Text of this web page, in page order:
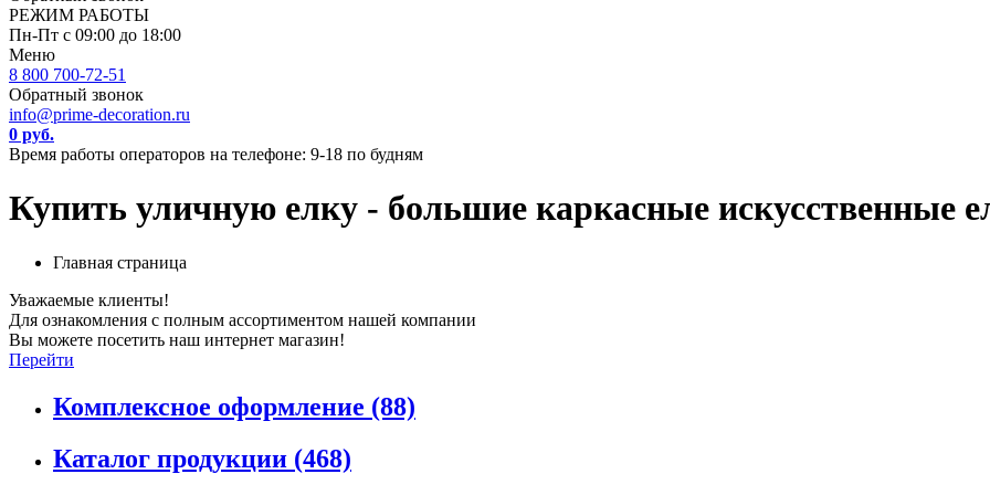
РЕЖИМ РАБОТЫ
Пн-Пт с 09:00 до 18:00
Меню
8 800 700-72-51
Обратный звонок
info@prime-decoration.ru
0 руб.
Время работы операторов на телефоне: 9-18 по будням
Купить уличную елку - большие каркасные искусственные
Главная страница
Уважаемые клиенты!
Для ознакомления с полным ассортиментом нашей компании
Вы можете посетить наш интернет магазин!
Перейти
Комплексное оформление (88)
Каталог продукции (468)